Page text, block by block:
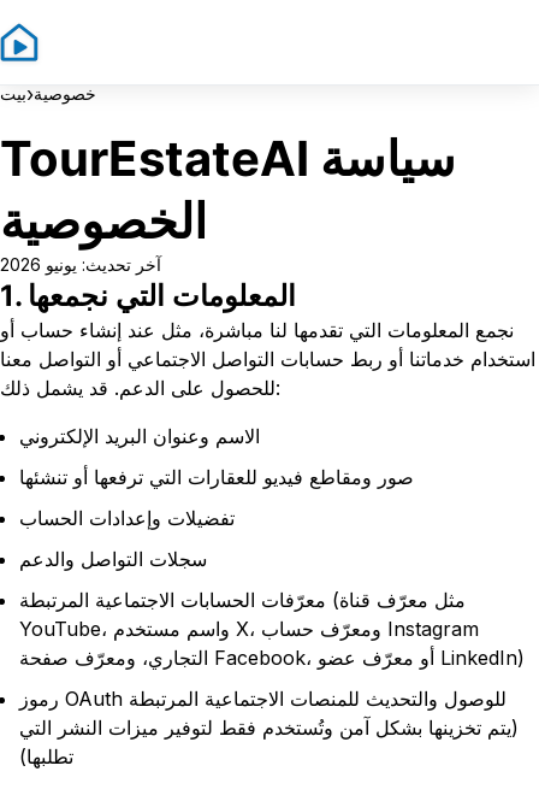
بيت›خصوصية
TourEstateAI سياسة
الخصوصية
آخر تحديث: يونيو 2026
1. المعلومات التي نجمعها
نجمع المعلومات التي تقدمها لنا مباشرة، مثل عند إنشاء حساب أو
استخدام خدماتنا أو ربط حسابات التواصل الاجتماعي أو التواصل معنا
للحصول على الدعم. قد يشمل ذلك:
الاسم وعنوان البريد الإلكتروني
صور ومقاطع فيديو للعقارات التي ترفعها أو تنشئها
تفضيلات وإعدادات الحساب
سجلات التواصل والدعم
معرّفات الحسابات الاجتماعية المرتبطة (مثل معرّف قناة
YouTube، واسم مستخدم X، ومعرّف حساب Instagram
التجاري، ومعرّف صفحة Facebook، أو معرّف عضو LinkedIn)
رموز OAuth للوصول والتحديث للمنصات الاجتماعية المرتبطة
(يتم تخزينها بشكل آمن وتُستخدم فقط لتوفير ميزات النشر التي
تطلبها)